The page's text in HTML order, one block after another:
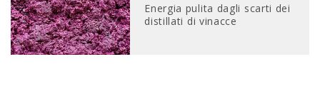
Energia pulita dagli scarti dei
distillati di vinacce